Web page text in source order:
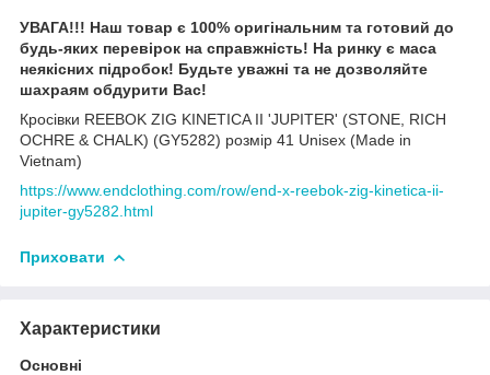
УВАГА!!! Наш товар є 100% оригінальним та готовий до
будь-яких перевірок на справжність! На ринку є маса
неякісних підробок! Будьте уважні та не дозволяйте
шахраям обдурити Вас!
Кросівки REEBOK ZIG KINETICA II 'JUPITER' (STONE, RICH
OCHRE & CHALK) (GY5282) розмір 41 Unisex (Made in
Vietnam)
https://www.endclothing.com/row/end-x-reebok-zig-kinetica-ii-
jupiter-gy5282.html
Приховати
Характеристики
Основні